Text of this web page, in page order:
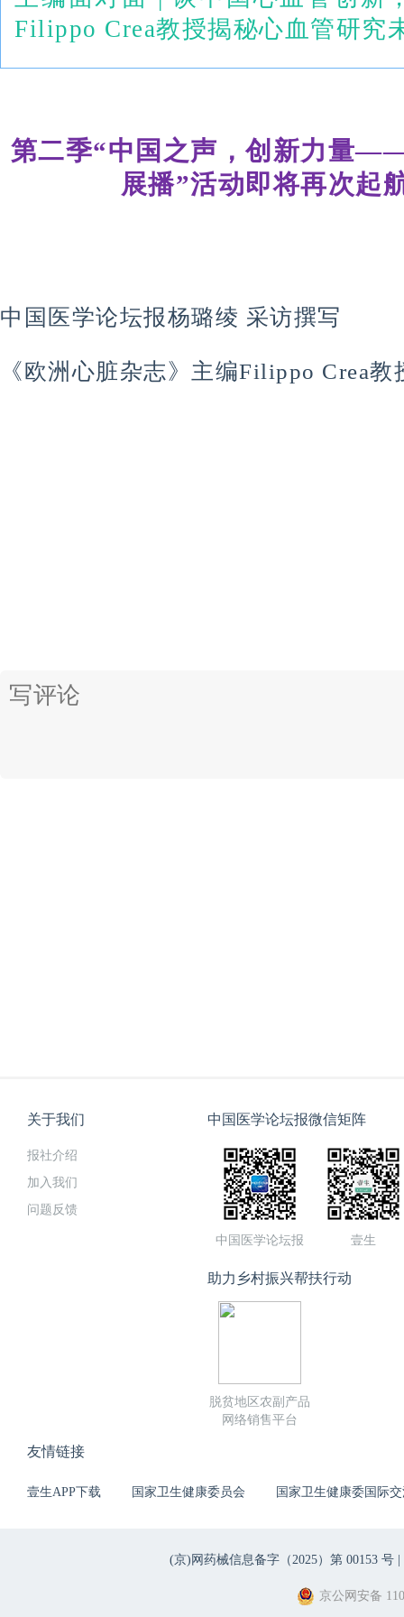
Filippo Crea教授揭秘心血管研究
第二季“中国之声，创新力量
展播”活动即将再次起
中国医学论坛报杨璐绫 采访撰写
《欧洲心脏杂志》主编Filippo Crea教
关于我们
报社介绍
加入我们
问题反馈
中国医学论坛报微信矩阵
中国医学论坛报 壹生
助力乡村振兴帮扶行动
脱贫地区农副产品
网络销售平台
友情链接
壹生APP下载 国家卫生健康委员会 国家卫生健康委国际
(京)网药械信息备字（2025）第 00153 号 |
京公网安备